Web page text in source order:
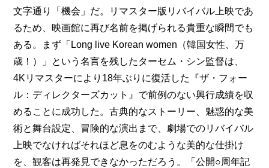
文字通り「機会」だ。リマスター版リバイバル上映であ
るため、映画館に再び名前を掲げられる貴重な瞬間でも
ある。まず「Long live Korean women（韓国女性、万
歳！）」という名言を残したターセム・シン監督は、
4Kリマスターにより18年ぶりに復活した『ザ・フォー
ル：ディレクターズカット』で前例のない興行成績を収
めることに成功した。古典的なストーリー、魅惑的な美
術と舞台設定、冒険的な演出まで、劇場でのリバイバル
上映でなければそれほど息をのむような美的な仕掛け
を、観客は再発見できなかっただろう。「公開○周年記